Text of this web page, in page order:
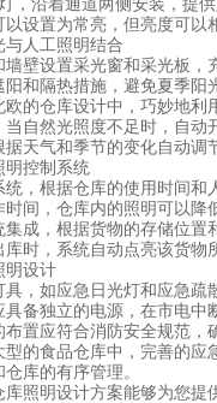
设置为常亮，但亮度可以
人工照明结合
壁设置采光窗和采光板，
和隔热措施，避免夏季阳
的仓库设计中，巧妙地利
自然光照度不足时，自动
天气和季节的变化自动调
明控制系统
，根据仓库的使用时间和
间，仓库内的照明可以降
成，根据货物的存储位置
时，系统自动点亮该货物
明设计
，如应急日光灯和应急疏
备独立的电源，在市电中
置应符合消防安全规范，
的食品仓库中，完善的应
库的有序管理。
照明设计方案能够为您提